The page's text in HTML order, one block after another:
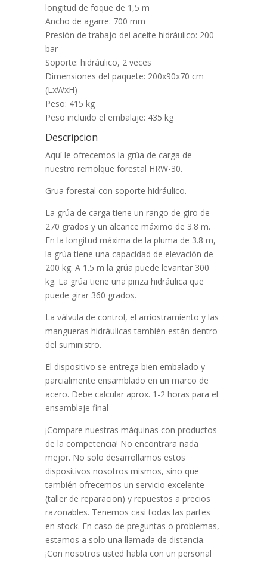
longitud de foque de 1,5 m
Ancho de agarre: 700 mm
Presión de trabajo del aceite hidráulico: 200
bar
Soporte: hidráulico, 2 veces
Dimensiones del paquete: 200x90x70 cm
(LxWxH)
Peso: 415 kg
Peso incluido el embalaje: 435 kg
Descripcion
Aquí le ofrecemos la grúa de carga de
nuestro remolque forestal HRW-30.
Grua forestal con soporte hidráulico.
La grúa de carga tiene un rango de giro de
270 grados y un alcance máximo de 3.8 m.
En la longitud máxima de la pluma de 3.8 m,
la grúa tiene una capacidad de elevación de
200 kg. A 1.5 m la grúa puede levantar 300
kg. La grúa tiene una pinza hidráulica que
puede girar 360 grados.
La válvula de control, el arriostramiento y las
mangueras hidráulicas también están dentro
del suministro.
El dispositivo se entrega bien embalado y
parcialmente ensamblado en un marco de
acero. Debe calcular aprox. 1-2 horas para el
ensamblaje final
¡Compare nuestras máquinas con productos
de la competencia! No encontrara nada
mejor. No solo desarrollamos estos
dispositivos nosotros mismos, sino que
también ofrecemos un servicio excelente
(taller de reparacion) y repuestos a precios
razonables. Tenemos casi todas las partes
en stock. En caso de preguntas o problemas,
estamos a solo una llamada de distancia.
¡Con nosotros usted habla con un personal